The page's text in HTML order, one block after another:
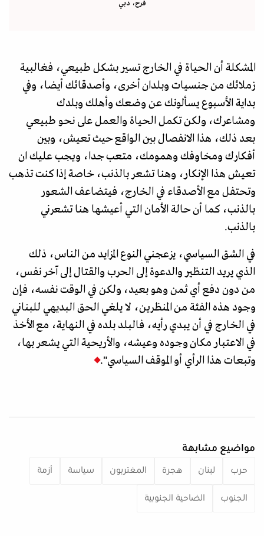
فرح، دبي
المشكلة أن الحياة في الخارج تسير بشكل طبيعي، فغالبية
زملائك من جنسيات وبلدان أخرى، وأصدقائك أيضا، وفي
بداية الأسبوع يسألونك عن وضعك وأهلك وبلدك
ومشاعرك، ولكن تكمل الحياة والعمل على نحو طبيعي
بعد ذلك، هذا الانفصال بين الواقع حيث تعيش، وبين
أفكارك ومخاوفك وهمومك، متعب جدا، ويجب عليك ان
تعيش هذا الإنكار، وهنا تشعر بالذنب، خاصة إذا كنت تذهب
وتحتفل مع الأصدقاء في الخارج، فيتضاعف الشعور
بالذنب، كما أن حالة الأمان التي أعيشها هنا تشعرني
بالذنب.
في الشق السياسي، يزعجني النوع المزايد من الناس، ذلك
الذي يريد التنظير والدعوة إلى الحرب والقتال إلى آخر نفس،
من دون دفع أي ثمن وهو بعيد، ولكن في الوقت نفسه، فإن
وجود هذه الفئة من المنظرين، لا يلغي الحق البديهي للبناني
في الخارج في أن يبدي رأيه، فالبلد بلده في النهاية، مع الأخذ
في الاعتبار مكان وجوده وعيشه، والأريحية التي يشعر بها،
وتبعات هذا الرأي أو الموقف السياسي".
مواضيع مشابهة
حرب لبنان هجرة المغتربون سياسة أزمة
الجنوب الضاحية الجنوبية